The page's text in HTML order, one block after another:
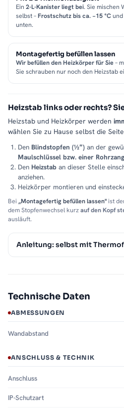
Ein 2-L-Kanister liegt bei. Sie mischen
selbst –Frostschutz bis ca. −15 °C
unten.
Montagefertig befüllen lassen
Wir befüllen den Heizkörper für Sie–
Sie schrauben nur noch den Heizstab
Heizstab links oder rechts?
Heizstab und Heizkörper werden
wählen Sie zu Hause selbst die
Den Blindstopfen (½″) an der
Maulschlüssel bzw. einer
Den Heizstab an dieser Stelle
anziehen.
Heizkörper montieren und
Bei „Montagefertig befüllen lassen"ist
dem Stopfenwechsel kurzauf den Kopf
ausläuft.
Anleitung: selbst mit
Technische Daten
ABMESSUNGEN
Wandabstand
ANSCHLUSS & TECHNIK
Anschluss
IP-Schutzart